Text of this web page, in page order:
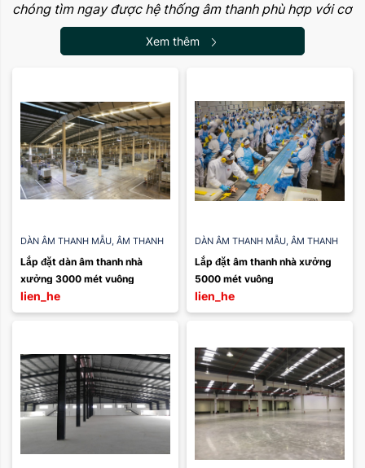
chóng tìm ngay được hệ thống âm thanh phù hợp với cơ
quan, đơn vị, địa phương, gia đình mình một cách hiệu
quả, Việt Hưng Audio xây dựng các phương án âm
hình hệ thống âm thanh. Bạn có thể chọnngay dưới đây:
Xem thêm
DÀN ÂM THANH MẪU, ÂM THANH
NHÀ XƯỞNG
Lắp đặt dàn âm thanh nhà
xưởng 3000 mét vuông
lien_he
DÀN ÂM THANH MẪU, ÂM THANH
NHÀ XƯỞNG
Lắp đặt âm thanh nhà xưởng
5000 mét vuông
lien_he